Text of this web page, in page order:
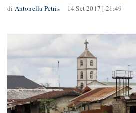
di Antonella Petris 14 Set 2017 | 21:49